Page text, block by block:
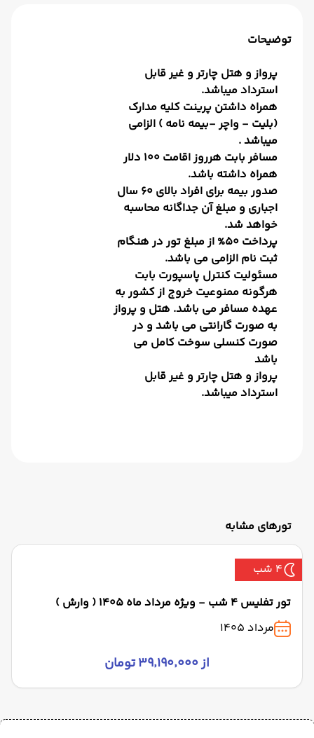
توضیحات
پرواز و هتل چارتر و غیر قابل
استرداد میباشد.
همراه داشتن پرینت کلیه مدارک
(بلیت - واچر -بیمه نامه ) الزامی
میباشد .
مسافر بابت هرروز اقامت 100 دلار
همراه داشته باشد.
صدور بیمه برای افراد بالای 60 سال
اجباری و مبلغ آن جداگانه محاسبه
خواهد شد.
پرداخت 50% از مبلغ تور در هنگام
ثبت نام الزامی می باشد.
مسئولیت کنترل پاسپورت بابت
هرگونه ممنوعیت خروج از کشور به
عهده مسافر می باشد. هتل و پرواز
به صورت گارانتی می باشد و در
صورت کنسلی سوخت کامل می
باشد
پرواز و هتل چارتر و غیر قابل
استرداد میباشد.
تورهای مشابه
4 شب
تور تفلیس 4 شب - ویژه مرداد ماه 1405 ( وارش )
مرداد 1405
از ۳۹٬۱۹۰٬۰۰۰ تومان